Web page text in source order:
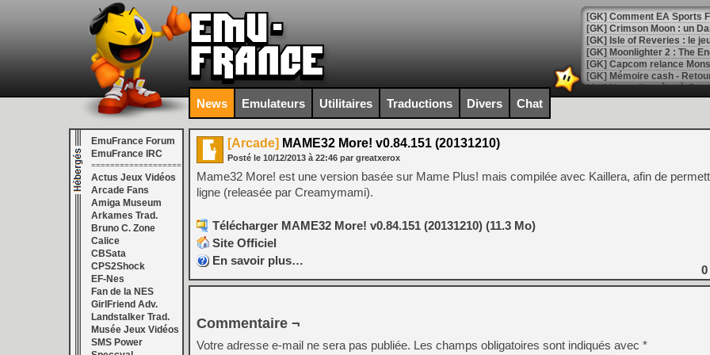
[GK] Comment EA Sports
[GK] Crimson Moon : un
[GK] Isle of Reveries : le
[GK] Moonlighter 2 : The
[GK] Capcom relance
[Mo5] Deux inédits du
[GK] Le beat'em up The
[GK] Endless Legend 2 :
[LS] [PS5] Le WebKit
[GK] Oubliez Crazy Taxi,
[LS] [Switch] NSZ 5.0.0
[GK] No More Room in
[GK] Un chatbot Atelier
[GK] Mémoire cash -
News Emulateurs Utilitaires Traductions Divers Chat
EmuFrance Forum
EmuFrance IRC
===================
Actus Jeux Vidéos
Arcade Fans
Amiga Museum
Arkames Trad.
Bruno C. Zone
Calice
CBSata
CPS2Shock
EF-Nes
Fan de la NES
GirlFriend Adv.
Landstalker Trad.
Musée Jeux Vidéos
SMS Power
[Arcade] MAME32 More! v0.84.151 (20131210)
Posté le 10/12/2013 à 22:46 par greatxerox
Mame32 More! est une version basée sur Mame Plus! mais compilée avec Kaillera, afin de
ligne (releasée par Creamymami).
Télécharger MAME32 More! v0.84.151 (20131210) (11.3 Mo)
Site Officiel
En savoir plus…
0
Commentaire ¬
Votre adresse e-mail ne sera pas publiée. Les champs obligatoires sont indiqués avec *